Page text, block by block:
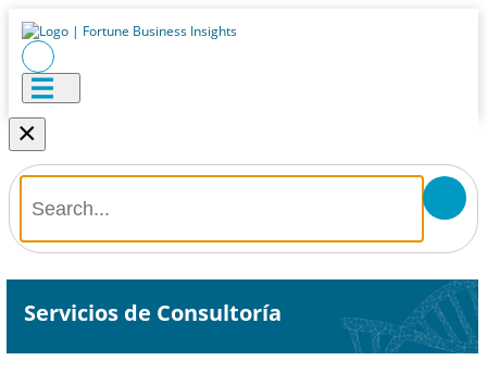
×
Servicios de Consultoría